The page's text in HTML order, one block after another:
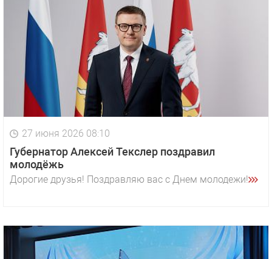
27 июня 2026 08:10
Губернатор Алексей Текслер поздравил
молодёжь
Дорогие друзья! Поздравляю вас с Днем молодежи!